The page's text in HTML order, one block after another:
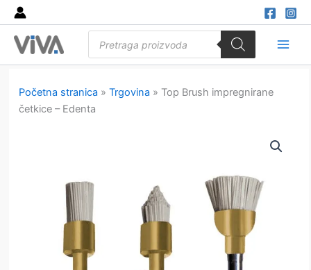
Skip
to
content
search
Početna stranica »Trgovina » Top Brush impregnirane
četkice – Edenta